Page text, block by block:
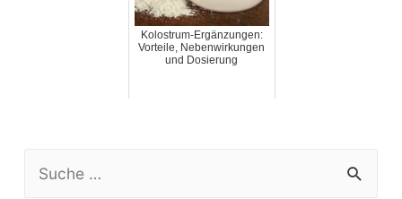
Kolostrum-Ergänzungen:
Vorteile, Nebenwirkungen
und Dosierung